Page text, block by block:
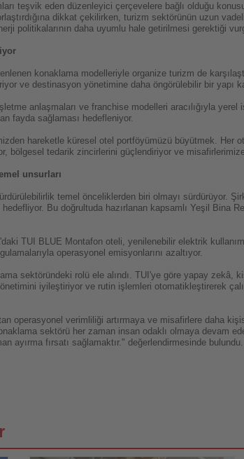
teşvik eden düzenleyici çerçevelere bağlı olduğu
dikkat çekilirken, turizm sektörünün uzun
politikalarının daha uyumlu hale getirilmesi gerektiği
konaklama modelleriyle organize turizm de
ve destinasyon yönetimine daha öngörülebilir bir yapı
anlaşmaları ve franchise modelleri aracılığıyla
fayda sağlaması hedefleniyor.
hareketle küresel otel portföyümüzü büyütmek. Her
bölgesel tedarik zincirlerini güçlendiriyor ve
unsurları
temel önceliklerden biri olmayı sürdürüyor.
Bu doğrultuda hazırlanan kapsamlı Yeşil Bina
TUI BLUE Montafon oteli, yenilenebilir elektrik
operasyonel emisyonlarını azaltıyor.
sektöründeki rolü ele alındı. TUI'ye göre yapay zekâ,
iyileştiriyor ve rutin işlemleri otomatikleştirerek
operasyonel verimliliği artırmaya ve misafirlere daha
sektörü her zaman insan odaklı olmaya devam
ayırma fırsatı sağlamaktır." değerlendirmesinde bulundu.